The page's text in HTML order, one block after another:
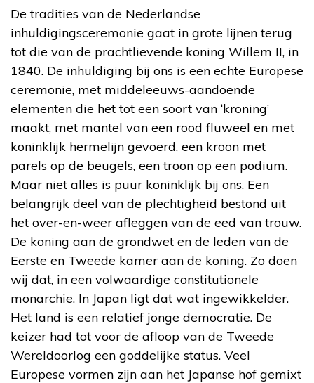
De tradities van de Nederlandse
inhuldigingsceremonie gaat in grote lijnen terug
tot die van de prachtlievende koning Willem II, in
1840. De inhuldiging bij ons is een echte Europese
ceremonie, met middeleeuws-aandoende
elementen die het tot een soort van ‘kroning’
maakt, met mantel van een rood fluweel en met
koninklijk hermelijn gevoerd, een kroon met
parels op de beugels, een troon op een podium.
Maar niet alles is puur koninklijk bij ons. Een
belangrijk deel van de plechtigheid bestond uit
het over-en-weer afleggen van de eed van trouw.
De koning aan de grondwet en de leden van de
Eerste en Tweede kamer aan de koning. Zo doen
wij dat, in een volwaardige constitutionele
monarchie. In Japan ligt dat wat ingewikkelder.
Het land is een relatief jonge democratie. De
keizer had tot voor de afloop van de Tweede
Wereldoorlog een goddelijke status. Veel
Europese vormen zijn aan het Japanse hof gemixt